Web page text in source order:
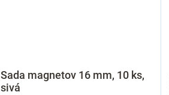
Sada magnetov 16 mm, 10 ks,
sivá